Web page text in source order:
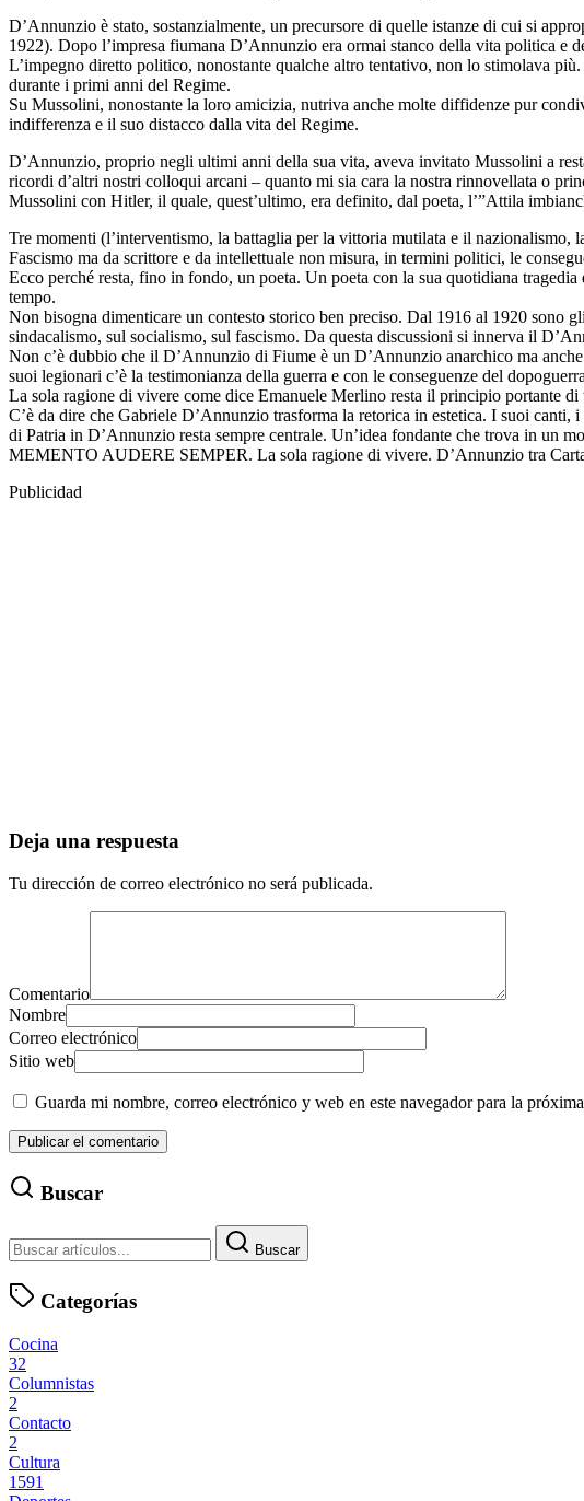
D’Annunzio è stato, sostanzialmente, un precursore di quelle istanze di cui si
1922). Dopo l’impresa fiumana D’Annunzio era ormai stanco della vita politica
L’impegno diretto politico, nonostante qualche altro tentativo, non lo stimolava
durante i primi anni del Regime.
Su Mussolini, nonostante la loro amicizia, nutriva anche molte diffidenze pur
indifferenza e il suo distacco dalla vita del Regime.
D’Annunzio, proprio negli ultimi anni della sua vita, aveva invitato Mussolini a
ricordi d’altri nostri colloqui arcani – quanto mi sia cara la nostra rinnovellata o
Mussolini con Hitler, il quale, quest’ultimo, era definito, dal poeta, l’”Attila
Tre momenti (l’interventismo, la battaglia per la vittoria mutilata e il nazionalismo,
Fascismo ma da scrittore e da intellettuale non misura, in termini politici, le
Ecco perché resta, fino in fondo, un poeta. Un poeta con la sua quotidiana
tempo.
Non bisogna dimenticare un contesto storico ben preciso. Dal 1916 al 1920 sono
sindacalismo, sul socialismo, sul fascismo. Da questa discussioni si innerva il
Non c’è dubbio che il D’Annunzio di Fiume è un D’Annunzio anarchico ma
suoi legionari c’è la testimonianza della guerra e con le conseguenze del
La sola ragione di vivere come dice Emanuele Merlino resta il principio portante di
C’è da dire che Gabriele D’Annunzio trasforma la retorica in estetica. I suoi
di Patria in D’Annunzio resta sempre centrale. Un’idea fondante che trova in un
MEMENTO AUDERE SEMPER. La sola ragione di vivere. D’Annunzio tra
Publicidad
Deja una respuesta
Tu dirección de correo electrónico no será publicada.
Comentario
Nombre
Correo electrónico
Sitio web
Guarda mi nombre, correo electrónico y web en este navegador para la
Buscar
Buscar
Categorías
Cocina
32
Columnistas
2
Contacto
2
Cultura
1591